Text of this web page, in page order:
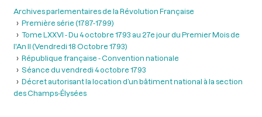
Archives parlementaires de la Révolution Française
Première série (1787-1799)
Tome LXXVI - Du 4 octobre 1793 au 27e jour du Premier Mois de
l'An II (Vendredi 18 Octobre 1793)
République française - Convention nationale
Séance du vendredi 4 octobre 1793
Décret autorisant la location d’un bâtiment national à la section
des Champs-Élysées